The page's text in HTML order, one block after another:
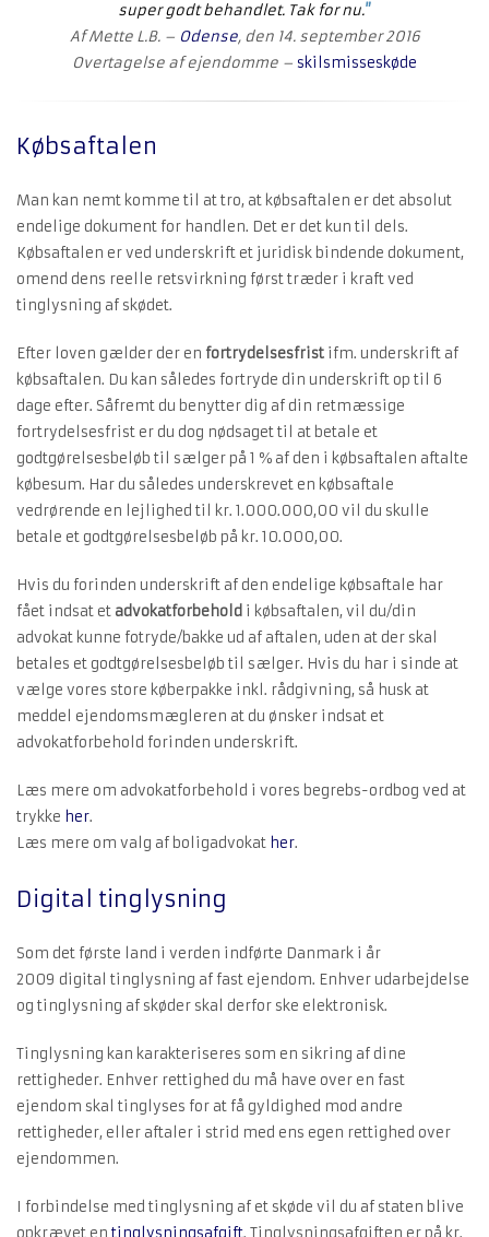
super godt behandlet. Tak for nu.”
Af Mette L.B. – Odense, den 14. september 2016
Overtagelse af ejendomme – skilsmisseskøde
Købsaftalen
Man kan nemt komme til at tro, at købsaftalen er det absolut
endelige dokument for handlen. Det er det kun til dels.
Købsaftalen er ved underskrift et juridisk bindende dokument,
omend dens reelle retsvirkning først træder i kraft ved
tinglysning af skødet.
Efter loven gælder der en fortrydelsesfrist ifm. underskrift af
købsaftalen. Du kan således fortryde din underskrift op til 6
dage efter. Såfremt du benytter dig af din retmæssige
fortrydelsesfrist er du dog nødsaget til at betale et
godtgørelsesbeløb til sælger på 1 % af den i købsaftalen aftalte
købesum. Har du således underskrevet en købsaftale
vedrørende en lejlighed til kr. 1.000.000,00 vil du skulle
betale et godtgørelsesbeløb på kr. 10.000,00.
Hvis du forinden underskrift af den endelige købsaftale har
fået indsat et advokatforbehold i købsaftalen, vil du/din
advokat kunne fotryde/bakke ud af aftalen, uden at der skal
betales et godtgørelsesbeløb til sælger. Hvis du har i sinde at
vælge vores store køberpakke inkl. rådgivning, så husk at
meddel ejendomsmægleren at du ønsker indsat et
advokatforbehold forinden underskrift.
Læs mere om advokatforbehold i vores begrebs-ordbog ved at
trykke her.
Læs mere om valg af boligadvokat her.
Digital tinglysning
Som det første land i verden indførte Danmark i år
2009 digital tinglysning af fast ejendom. Enhver udarbejdelse
og tinglysning af skøder skal derfor ske elektronisk.
Tinglysning kan karakteriseres som en sikring af dine
rettigheder. Enhver rettighed du må have over en fast
ejendom skal tinglyses for at få gyldighed mod andre
rettigheder, eller aftaler i strid med ens egen rettighed over
ejendommen.
I forbindelse med tinglysning af et skøde vil du af staten blive
opkrævet en tinglysningsafgift. Tinglysningsafgiften er på kr.